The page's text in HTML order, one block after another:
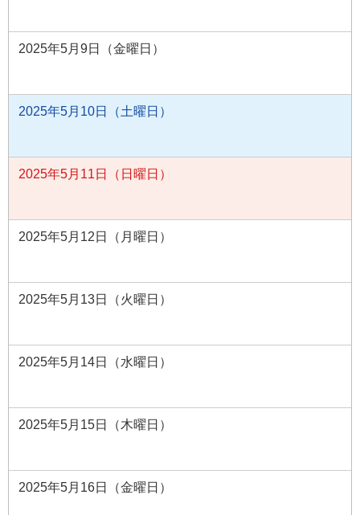
2025年5月9日（金曜日）
2025年5月10日（土曜日）
2025年5月11日（日曜日）
2025年5月12日（月曜日）
2025年5月13日（火曜日）
2025年5月14日（水曜日）
2025年5月15日（木曜日）
2025年5月16日（金曜日）